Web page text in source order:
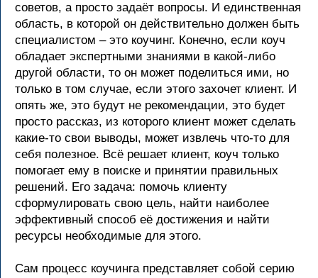
советов, а просто задаёт вопросы. И единственная
область, в которой он действительно должен быть
специалистом – это коучинг. Конечно, если коуч
обладает экспертными знаниями в какой-либо
другой области, то он может поделиться ими, но
только в том случае, если этого захочет клиент. И
опять же, это будут не рекомендации, это будет
просто рассказ, из которого клиент может сделать
какие-то свои выводы, может извлечь что-то для
себя полезное. Всё решает клиент, коуч только
помогает ему в поиске и принятии правильных
решений. Его задача: помочь клиенту
сформулировать свою цель, найти наиболее
эффективный способ её достижения и найти
ресурсы необходимые для этого.
Сам процесс коучинга представляет собой серию